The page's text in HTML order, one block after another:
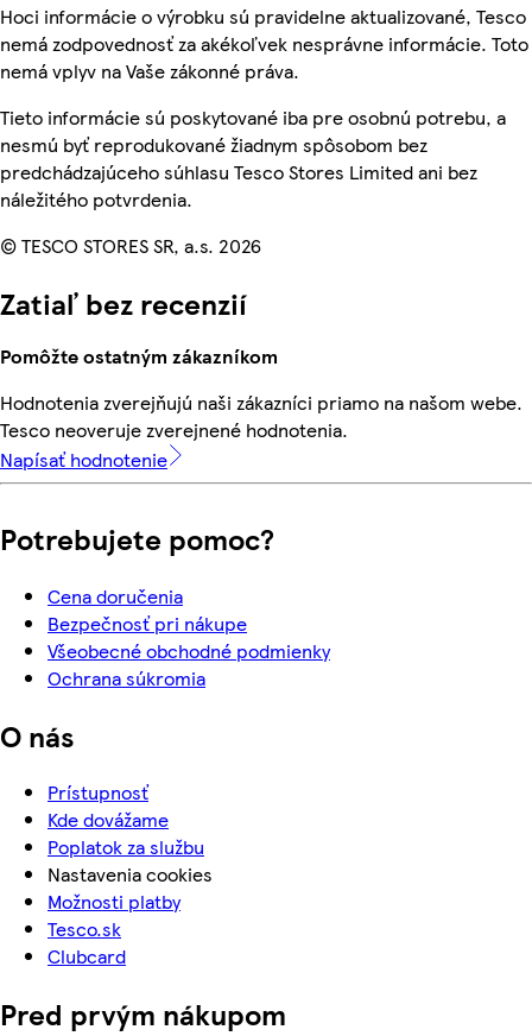
Hoci informácie o výrobku sú pravidelne aktualizované, Tesco
nemá zodpovednosť za akékoľvek nesprávne informácie. Toto
nemá vplyv na Vaše zákonné práva.
Tieto informácie sú poskytované iba pre osobnú potrebu, a
nesmú byť reprodukované žiadnym spôsobom bez
predchádzajúceho súhlasu Tesco Stores Limited ani bez
náležitého potvrdenia.
© TESCO STORES SR, a.s. 2026
Zatiaľ bez recenzií
Pomôžte ostatným zákazníkom
Hodnotenia zverejňujú naši zákazníci priamo na našom webe.
Tesco neoveruje zverejnené hodnotenia.
Napísať hodnotenie
Potrebujete pomoc?
Cena doručenia
Bezpečnosť pri nákupe
Všeobecné obchodné podmienky
Ochrana súkromia
O nás
Prístupnosť
Kde dovážame
Poplatok za službu
Nastavenia cookies
Možnosti platby
Tesco.sk
Clubcard
Pred prvým nákupom